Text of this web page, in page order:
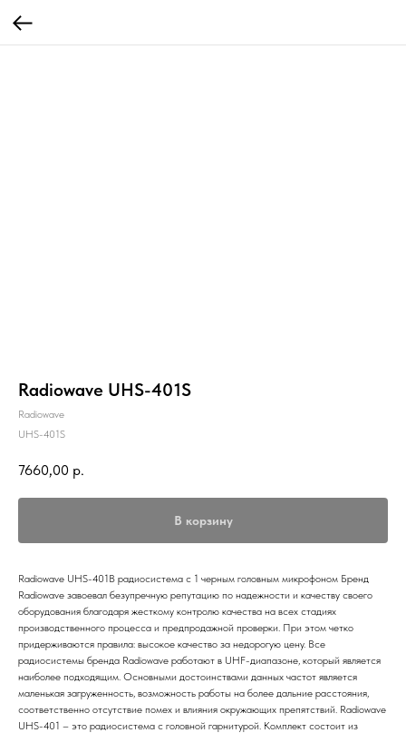
Radiowave UHS-401S
Radiowave
UHS-401S
7660,00 р.
В корзину
Radiowave UHS-401B радиосистема с 1 черным головным микрофоном Бренд
Radiowave завоевал безупречную репутацию по надежности и качеству своего
оборудования благодаря жесткому контролю качества на всех стадиях
производственного процесса и предпродажной проверки. При этом четко
придерживаются правила: высокое качество за недорогую цену. Все
радиосистемы бренда Radiowave работают в UHF-диапазоне, который является
наиболее подходящим. Основными достоинствами данных частот является
маленькая загруженность, возможность работы на более дальние расстояния,
соответственно отсутствие помех и влияния окружающих препятствий. Radiowave
UHS-401 – это радиосистема с головной гарнитурой. Комплект состоит из